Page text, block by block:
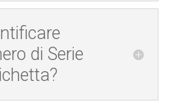
di Serie